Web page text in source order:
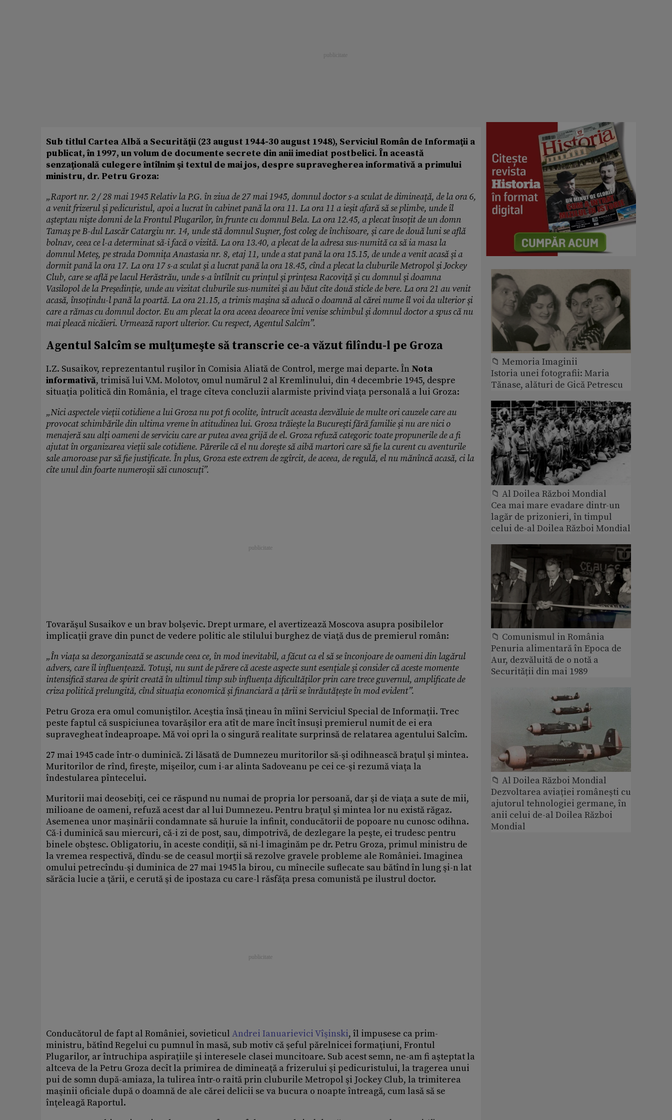
Sub titlul Cartea Albă a Securităţii (23 august 1944-30 august 1948), Serviciul Român de Informaţii a
publicat, în 1997, un volum de documente secrete din anii imediat postbelici. În această
senzaţională culegere întîlnim şi textul de mai jos, despre supravegherea informativă a primului
ministru, dr. Petru Groza:
„Raport nr. 2 / 28 mai 1945 Relativ la P.G. în ziua de 27 mai 1945, domnul doctor s-a sculat de dimineaţă, de la ora 6,
a venit frizerul şi pedicuristul, apoi a lucrat în cabinet pană la ora 11. La ora 11 a ieşit afară să se plimbe, unde îl
aşteptau nişte domni de la Frontul Plugarilor, în frunte cu domnul Bela. La ora 12.45, a plecat însoţit de un domn
Tamaş pe B-dul Lascăr Catargiu nr. 14, unde stă domnul Suşner, fost coleg de închisoare, şi care de două luni se află
bolnav, ceea ce l-a determinat să-i facă o vizită. La ora 13.40, a plecat de la adresa sus-numită ca să ia masa la
domnul Meteş, pe strada Domniţa Anastasia nr. 8, etaj 11, unde a stat pană la ora 15.15, de unde a venit acasă şi a
dormit pană la ora 17. La ora 17 s-a sculat şi a lucrat pană la ora 18.45, cînd a plecat la cluburile Metropol şi Jockey
Club, care se află pe lacul Herăstrău, unde s-a întîlnit cu prinţul şi prinţesa Racoviţă şi cu domnul şi doamna
Vasilopol de la Preşedinţie, unde au vizitat cluburile sus-numitei şi au băut cîte două sticle de bere. La ora 21 au venit
acasă, însoţindu-l pană la poartă. La ora 21.15, a trimis maşina să aducă o doamnă al cărei nume îl voi da ulterior şi
care a rămas cu domnul doctor. Eu am plecat la ora aceea deoarece îmi venise schimbul şi domnul doctor a spus că nu
mai pleacă nicăieri. Urmează raport ulterior. Cu respect, Agentul Salcîm”.
Agentul Salcîm se mulţumeşte să transcrie ce-a văzut filîndu-l pe Groza
I.Z. Susaikov, reprezentantul ruşilor în Comisia Aliată de Control, merge mai departe. În Nota
informativă, trimisă lui V.M. Molotov, omul numărul 2 al Kremlinului, din 4 decembrie 1945, despre
situaţia politică din România, el trage cîteva concluzii alarmiste privind viaţa personală a lui Groza:
„Nici aspectele vieţii cotidiene a lui Groza nu pot fi ocolite, întrucît aceasta dezvăluie de multe ori cauzele care au
provocat schimbările din ultima vreme în atitudinea lui. Groza trăieşte la Bucureşti fără familie şi nu are nici o
menajeră sau alţi oameni de serviciu care ar putea avea grijă de el. Groza refuză categoric toate propunerile de a fi
ajutat în organizarea vieţii sale cotidiene. Părerile că el nu doreşte să aibă martori care să fie la curent cu aventurile
sale amoroase par să fie justificate. În plus, Groza este extrem de zgîrcit, de aceea, de regulă, el nu mănîncă acasă, ci la
cîte unul din foarte numeroşii săi cunoscuţi”.
Tovarăşul Susaikov e un brav bolşevic. Drept urmare, el avertizează Moscova asupra posibilelor
implicaţii grave din punct de vedere politic ale stilului burghez de viaţă dus de premierul român:
„În viaţa sa dezorganizată se ascunde ceea ce, în mod inevitabil, a făcut ca el să se înconjoare de oameni din lagărul
advers, care îl influenţează. Totuşi, nu sunt de părere că aceste aspecte sunt esenţiale şi consider că aceste momente
intensifică starea de spirit creată în ultimul timp sub influenţa dificultăţilor prin care trece guvernul, amplificate de
criza politică prelungită, cînd situaţia economică şi financiară a ţării se înrăutăţeşte în mod evident”.
Petru Groza era omul comuniştilor. Aceştia însă ţineau în mîini Serviciul Special de Informaţii. Trec
peste faptul că suspiciunea tovarăşilor era atît de mare încît însuşi premierul numit de ei era
supravegheat îndeaproape. Mă voi opri la o singură realitate surprinsă de relatarea agentului Salcîm.
27 mai 1945 cade într-o duminică. Zi lăsată de Dumnezeu muritorilor să-şi odihnească braţul şi mintea.
Muritorilor de rînd, fireşte, mişeilor, cum i-ar alinta Sadoveanu pe cei ce-şi rezumă viaţa la
îndestularea pîntecelui.
Muritorii mai deosebiţi, cei ce răspund nu numai de propria lor persoană, dar şi de viaţa a sute de mii,
milioane de oameni, refuză acest dar al lui Dumnezeu. Pentru braţul şi mintea lor nu există răgaz.
Asemenea unor maşinării condamnate să huruie la infinit, conducătorii de popoare nu cunosc odihna.
Că-i duminică sau miercuri, că-i zi de post, sau, dimpotrivă, de dezlegare la peşte, ei trudesc pentru
binele obştesc. Obligatoriu, în aceste condiţii, să ni-l imaginăm pe dr. Petru Groza, primul ministru de
la vremea respectivă, dîndu-se de ceasul morţii să rezolve gravele probleme ale României. Imaginea
omului petrecîndu-şi duminica de 27 mai 1945 la birou, cu mînecile suflecate sau bătînd în lung şi-n lat
sărăcia lucie a ţării, e cerută şi de ipostaza cu care-l răsfăţa presa comunistă pe ilustrul doctor.
Conducătorul de fapt al României, sovieticul Andrei Ianuarievici Vîşinski, îl impusese ca prim-
ministru, bătînd Regelui cu pumnul în masă, sub motiv că şeful părelnicei formaţiuni, Frontul
Plugarilor, ar întruchipa aspiraţiile şi interesele clasei muncitoare. Sub acest semn, ne-am fi aşteptat la
altceva de la Petru Groza decît la primirea de dimineaţă a frizerului şi pedicuristului, la tragerea unui
pui de somn după-amiaza, la tulirea într-o raită prin cluburile Metropol şi Jockey Club, la trimiterea
maşinii oficiale după o doamnă de ale cărei delicii se va bucura o noapte întreagă, cum lasă să se
înţeleagă Raportul.
📁 Memoria Imaginii
Istoria unei fotografii: Maria
Tănase, alături de Gică Petrescu
📁 Al Doilea Război Mondial
Cea mai mare evadare dintr-un
lagăr de prizonieri, în timpul
celui de-al Doilea Război Mondial
📁 Comunismul in România
Penuria alimentară în Epoca de
Aur, dezvăluită de o notă a
Securității din mai 1989
📁 Al Doilea Război Mondial
Dezvoltarea aviației românești cu
ajutorul tehnologiei germane, în
anii celui de-al Doilea Război
Mondial